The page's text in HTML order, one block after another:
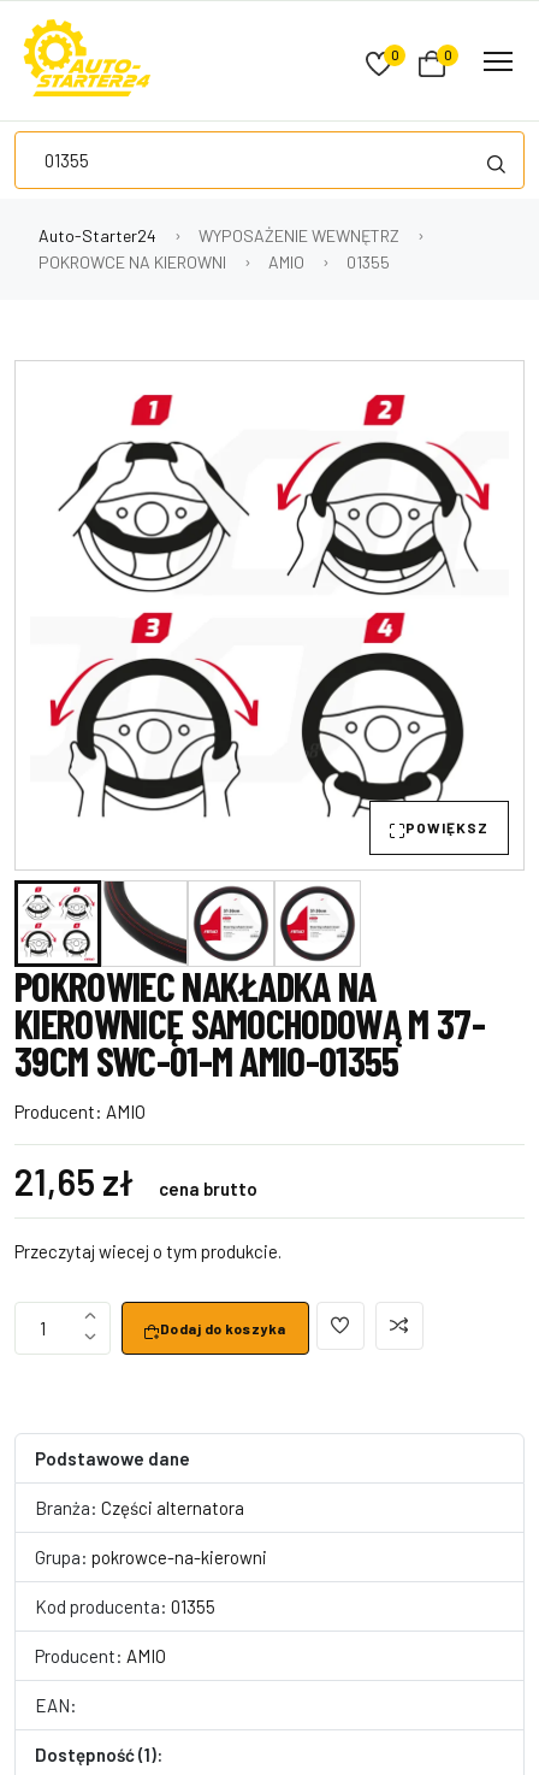
0 0
Auto-Starter24
WYPOSAŻENIE WEWNĘTRZ
POKROWCE NA KIEROWNI
AMIO 01355
POWIĘKSZ
POKROWIEC NAKŁADKA NA
KIEROWNICĘ SAMOCHODOWĄ M 37-
39CM SWC-01-M AMIO-01355
Producent: AMIO
21,65 zł cena brutto
Przeczytaj wiecej o tym produkcie.
1 Dodaj do koszyka
Podstawowe dane
Branża: Części alternatora
Grupa: pokrowce-na-kierowni
Kod producenta: 01355
Producent: AMIO
EAN:
Dostępność (1):